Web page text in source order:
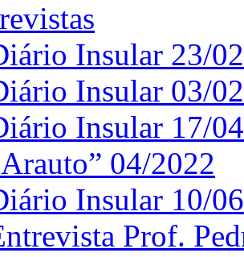
Insular 23/
Insular 03/
Insular 17/
04/2022
Insular 10/
Prof.